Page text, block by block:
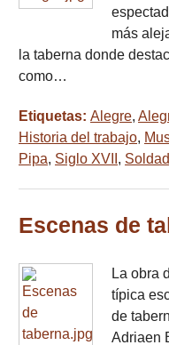
más
la taberna donde
como…
Etiquetas: Alegre,
Historia del trabajo,
Pipa, Siglo XVII ,
Escenas de
La obra
típica
de
Adriaen